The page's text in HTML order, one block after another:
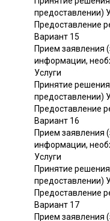
предоставлении)
Предоставление
Вариант 15
Прием заявления
информации,
Услуги
Принятие
предоставлении)
Предоставление
Вариант 16
Прием заявления
информации,
Услуги
Принятие
предоставлении)
Предоставление
Вариант 17
Прием заявления